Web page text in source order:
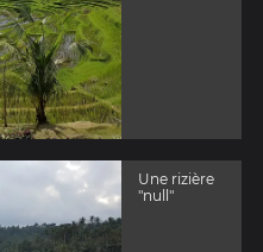
Une rizière
"null"